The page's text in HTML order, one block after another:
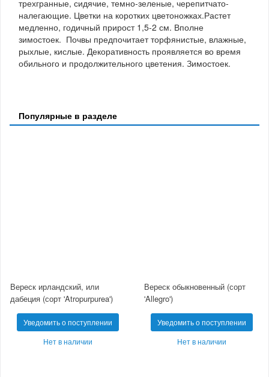
трехгранные, сидячие, темно-зеленые, черепитчато-
налегающие. Цветки на коротких цветоножках.Растет
медленно, годичный прирост 1,5-2 см. Вполне
зимостоек. Почвы предпочитает торфянистые, влажные,
рыхлые, кислые. Декоративность проявляется во время
обильного и продолжительного цветения. Зимостоек.
Популярные в разделе
Вереск ирландский, или
дабеция (сорт 'Atropurpurea')
Уведомить о поступлении
Нет в наличии
Вереск обыкновенный (сорт
'Allegro')
Уведомить о поступлении
Нет в наличии